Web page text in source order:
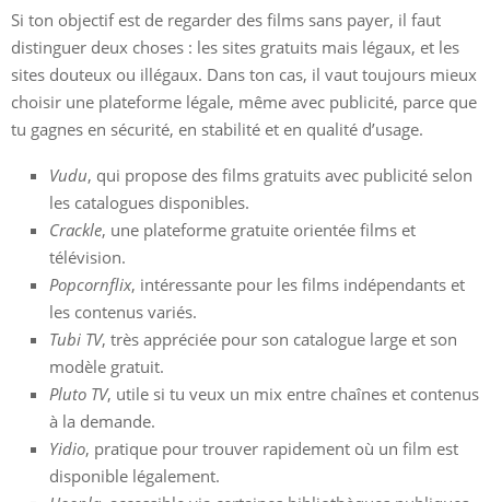
Si ton objectif est de regarder des films sans payer, il faut
distinguer deux choses : les sites gratuits mais légaux, et les
sites douteux ou illégaux. Dans ton cas, il vaut toujours mieux
choisir une plateforme légale, même avec publicité, parce que
tu gagnes en sécurité, en stabilité et en qualité d’usage.
Vudu, qui propose des films gratuits avec publicité selon
les catalogues disponibles.
Crackle, une plateforme gratuite orientée films et
télévision.
Popcornflix, intéressante pour les films indépendants et
les contenus variés.
Tubi TV, très appréciée pour son catalogue large et son
modèle gratuit.
Pluto TV, utile si tu veux un mix entre chaînes et contenus
à la demande.
Yidio, pratique pour trouver rapidement où un film est
disponible légalement.